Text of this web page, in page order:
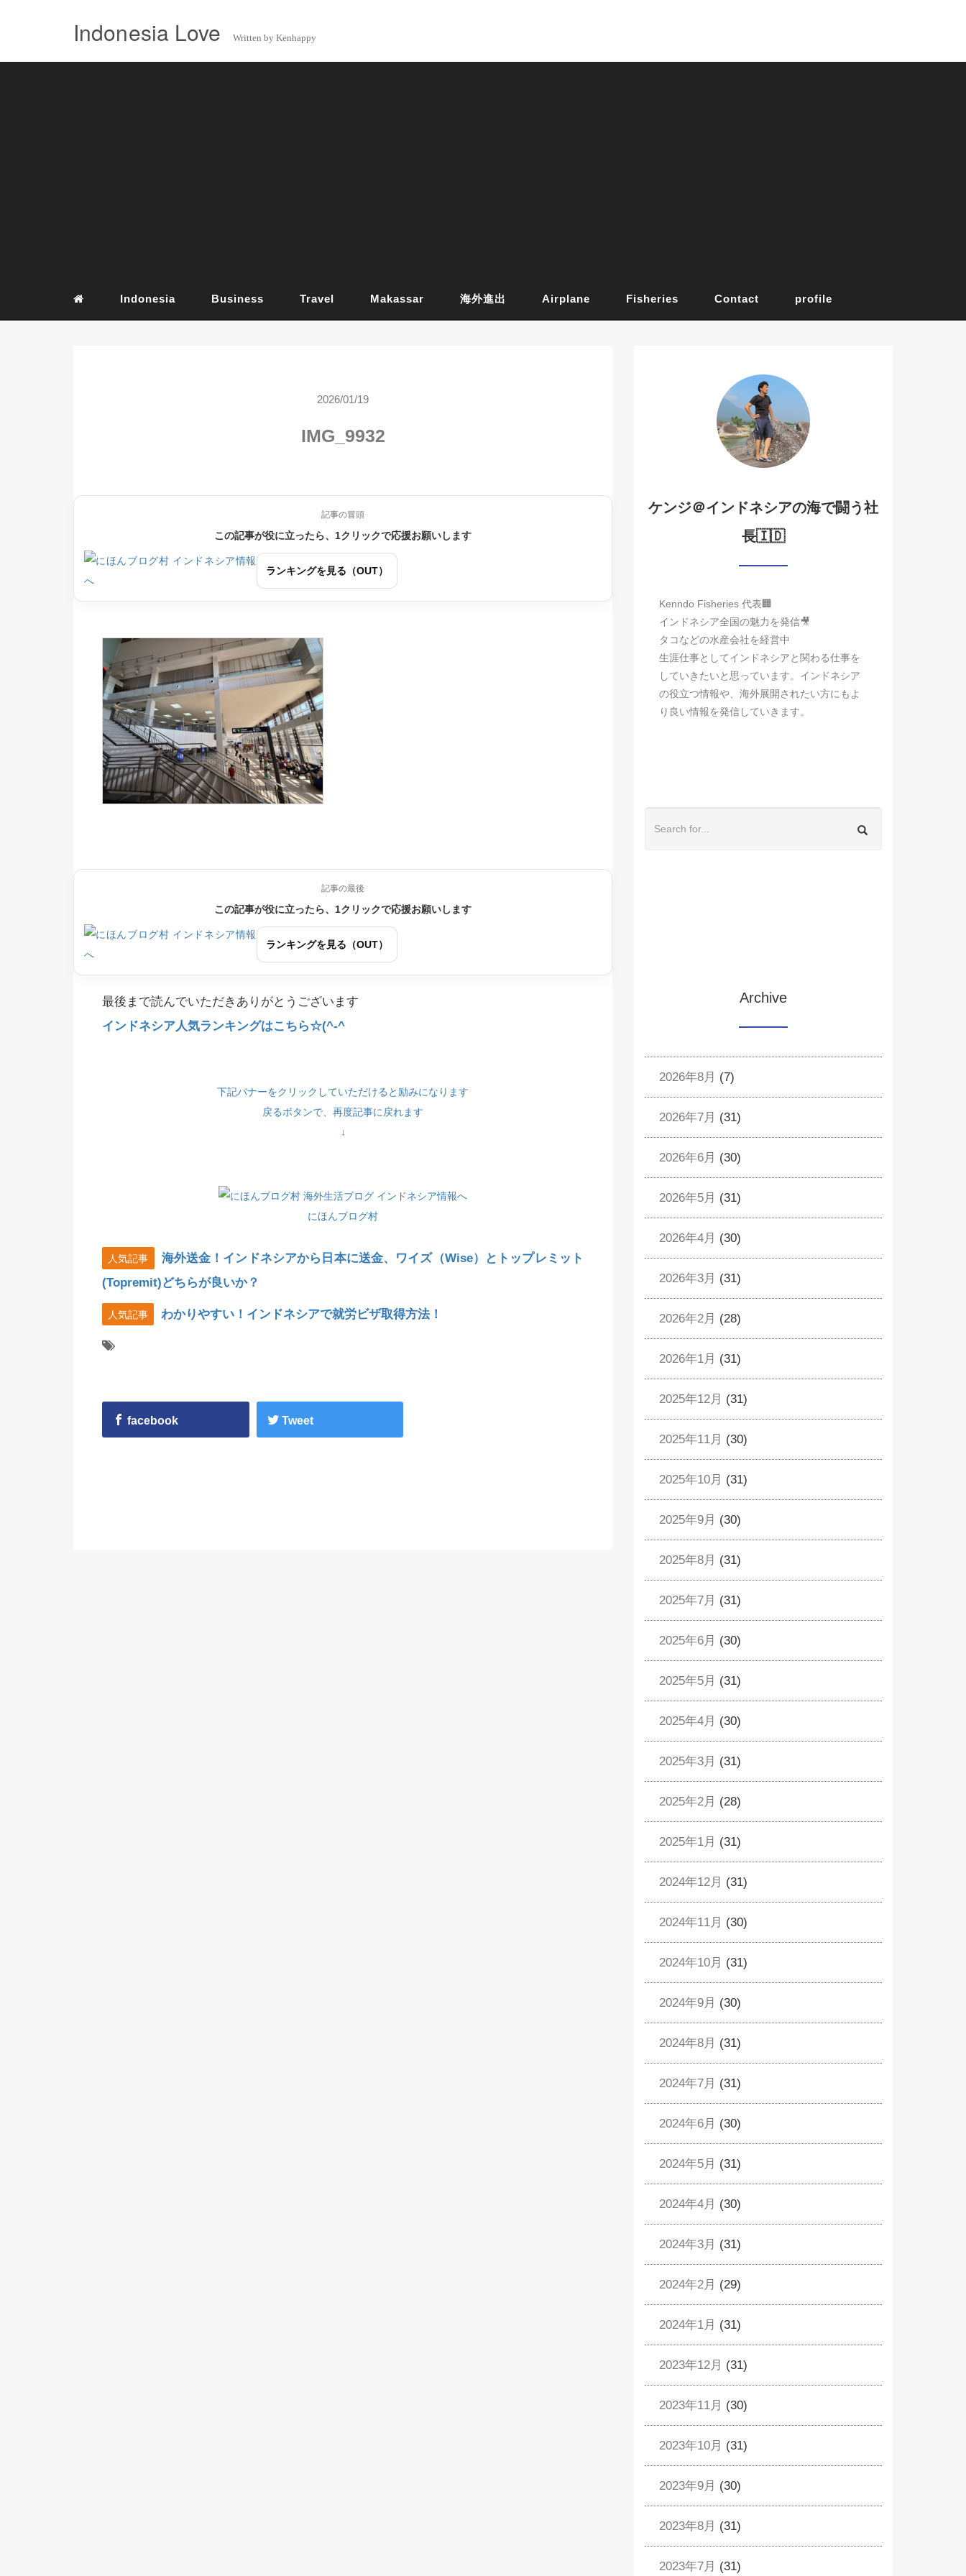
Indonesia Love Written by Kenhappy
Indonesia Business Travel Makassar 海外進出 Airplane Fisheries Contact profile
2026/01/19
IMG_9932
記事の冒頭
この記事が役に立ったら、1クリックで応援お願いします
ランキングを見る（OUT）
記事の最後
この記事が役に立ったら、1クリックで応援お願いします
ランキングを見る（OUT）
最後まで読んでいただきありがとうございます
インドネシア人気ランキングはこちら☆(^-^
下記バナーをクリックしていただけると励みになります
戻るボタンで、再度記事に戻れます
↓
にほんブログ村
人気記事
海外送金！インドネシアから日本に送金、ワイズ（Wise）とトップレミット
(Topremit)どちらが良いか？
人気記事 わかりやすい！インドネシアで就労ビザ取得方法！
facebook Tweet
ケンジ＠インドネシアの海で闘う社
長🇮🇩
Kenndo Fisheries 代表🏢
インドネシア全国の魅力を発信🎥
タコなどの水産会社を経営中
生涯仕事としてインドネシアと関わる仕事を
していきたいと思っています。インドネシア
の役立つ情報や、海外展開されたい方にもよ
り良い情報を発信していきます。
Archive
2026年8月 (7)
2026年7月 (31)
2026年6月 (30)
2026年5月 (31)
2026年4月 (30)
2026年3月 (31)
2026年2月 (28)
2026年1月 (31)
2025年12月 (31)
2025年11月 (30)
2025年10月 (31)
2025年9月 (30)
2025年8月 (31)
2025年7月 (31)
2025年6月 (30)
2025年5月 (31)
2025年4月 (30)
2025年3月 (31)
2025年2月 (28)
2025年1月 (31)
2024年12月 (31)
2024年11月 (30)
2024年10月 (31)
2024年9月 (30)
2024年8月 (31)
2024年7月 (31)
2024年6月 (30)
2024年5月 (31)
2024年4月 (30)
2024年3月 (31)
2024年2月 (29)
2024年1月 (31)
2023年12月 (31)
2023年11月 (30)
2023年10月 (31)
2023年9月 (30)
2023年8月 (31)
2023年7月 (31)